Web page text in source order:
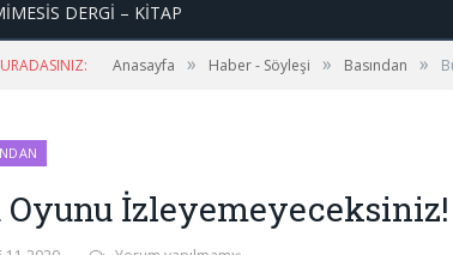
DERGİ – KİTAP
Anasayfa » Haber - Söyleşi » Basından »
Oyunu İzleyemeyeceksiniz!